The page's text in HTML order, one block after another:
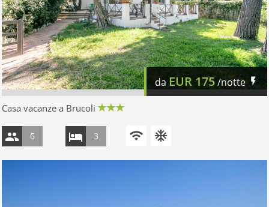
daEUR 175/notte
Casa vacanze a Brucoli
6 3